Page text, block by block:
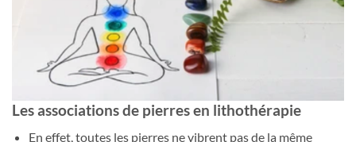
Les associations de pierres en lithothérapie
En effet, toutes les pierres ne vibrent pas de la même